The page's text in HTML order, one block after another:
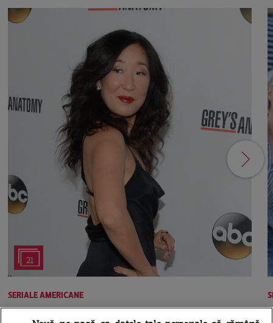
21
SERIALE AMERICANE